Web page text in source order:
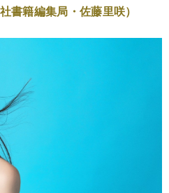
書籍編集局・佐藤里咲）